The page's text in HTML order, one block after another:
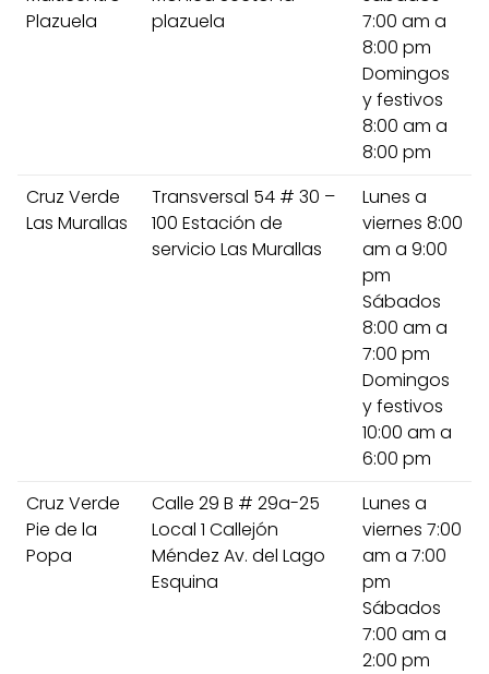
Plazuela
plazuela
7:00 am a
8:00 pm
Domingos
y festivos
8:00 am a
8:00 pm
Cruz Verde
Las Murallas
Transversal 54 # 30 –
100 Estación de
servicio Las Murallas
Lunes a
viernes 8:00
am a 9:00
pm
Sábados
8:00 am a
7:00 pm
Domingos
y festivos
10:00 am a
6:00 pm
Cruz Verde
Pie de la
Popa
Calle 29 B # 29a-25
Local 1 Callejón
Méndez Av. del Lago
Esquina
Lunes a
viernes 7:00
am a 7:00
pm
Sábados
7:00 am a
2:00 pm